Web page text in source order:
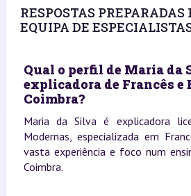
RESPOSTAS PREPARADAS
EQUIPA DE
Qual o perfil de Maria da
explicadora de Francês e
Coimbra?
Maria da Silva é explicadora
Modernas, especializada em
vasta experiência e foco num
Coimbra.